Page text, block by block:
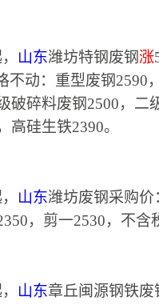
山东潍坊特钢废钢涨
不动：重型废钢2590
破碎料废钢2500，二
高硅生铁2390。
山东潍坊废钢采购价
，剪一2530，不含
山东章丘闽源钢铁废